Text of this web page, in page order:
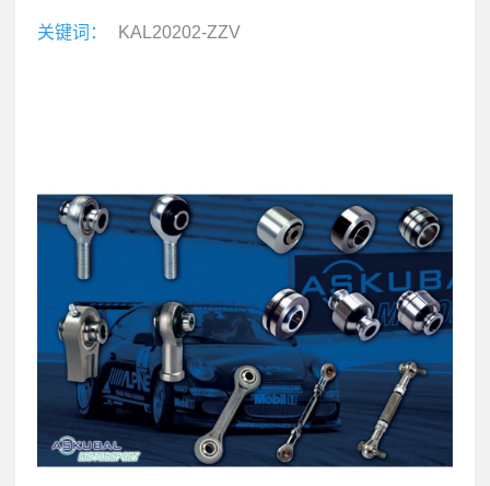
关键词： KAL20202-ZZV